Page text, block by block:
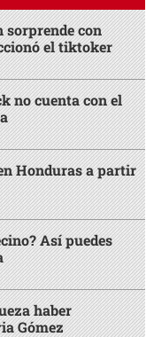
sorprende con
el tiktoker
no cuenta con el
Honduras a partir
Así puedes
haber
Gómez